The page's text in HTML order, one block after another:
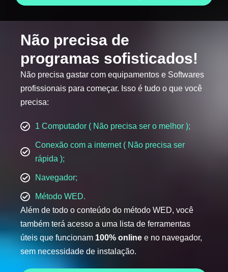
Não precisa de
programas sofisticados!
Não precisa gastar com equipamentos e Softwares
profissionais para começar. Isso é tudo o que você
precisa:
1 Computador ( Não precisa ser o melhor );
Conexão com a internet ( Não precisa ser
rápida );
Navegador;
Método WED.
Além de todo o conteúdo do método WED, você
também terá acesso a uma lista de ferramentas
úteis que funcionam 100% online e no navegador,
sem necessidade de instalação.